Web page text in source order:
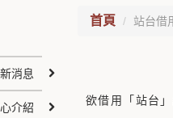
首頁 站台借
欲借用「站台
消息
介紹